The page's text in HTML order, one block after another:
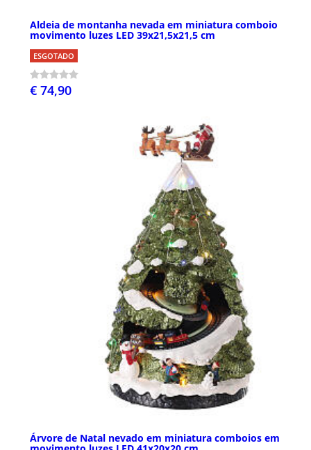
Aldeia de montanha nevada em miniatura comboio
movimento luzes LED 39x21,5x21,5 cm
ESGOTADO
€ 74,90
Árvore de Natal nevado em miniatura comboios em